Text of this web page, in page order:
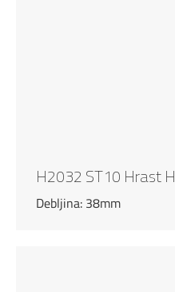
H2032 ST10 Hrast
Debljina: 38mm